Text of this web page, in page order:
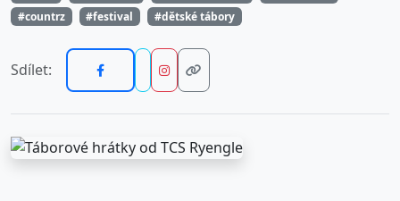
#countrz
#festival #dětské tábory
Sdílet: